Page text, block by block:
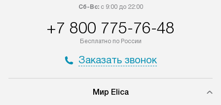
Сб-Вс:с 9:00 до 22:00
+7 800 775-76-48
Бесплатно по России
Заказать звонок
Мир Elica